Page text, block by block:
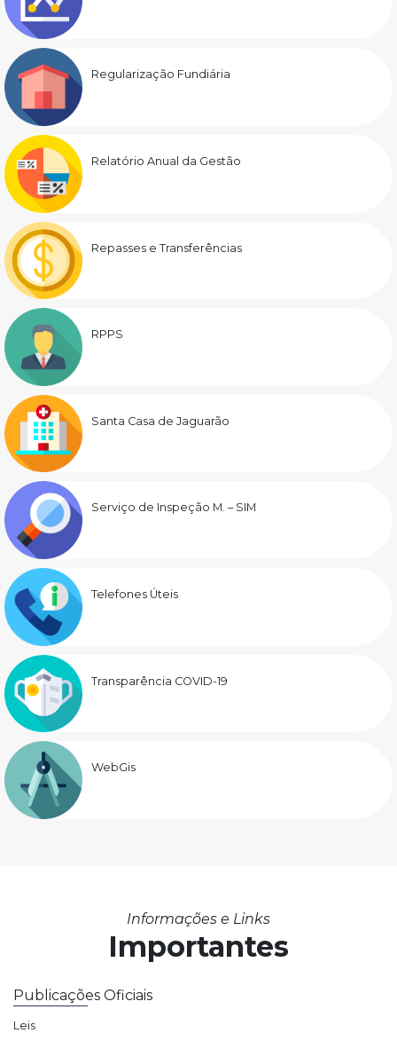
Regularização Fundiária
Relatório Anual da Gestão
Repasses e Transferências
RPPS
Santa Casa de Jaguarão
Serviço de Inspeção M. – SIM
Telefones Úteis
Transparência COVID-19
WebGis
Informações e Links
Importantes
Publicações Oficiais
Leis